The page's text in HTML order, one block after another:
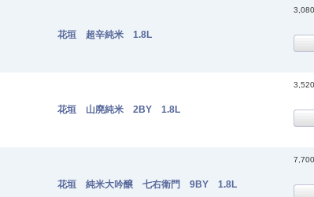
花垣 超辛純米 1.8L
花垣 山廃純米 2BY 1.8L
花垣 純米大吟醸 七右衛門 9BY 1.8L